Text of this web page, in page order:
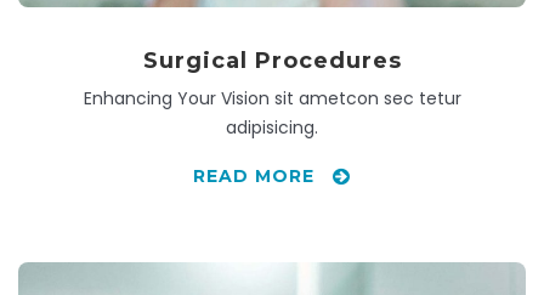
Surgical Procedures
Enhancing Your Vision sit ametcon sec tetur
adipisicing.
READ MORE